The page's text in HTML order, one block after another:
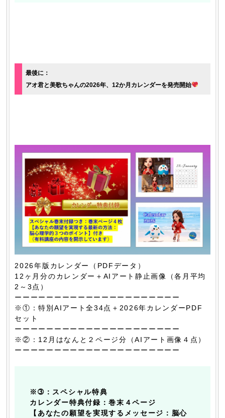
最後に：
アオ君と美歌ちゃんの2026年、12か月カレンダーを発売開始
2026年版カレンダー（PDFデータ）
12ヶ月分のカレンダー＋AIアート静止画像（各月平均
2～3点）
ーーーーーーーーーーーーーーーーーーーーー
※①：特別AIアート全34点＋2026年カレンダーPDF
セット
ーーーーーーーーーーーーーーーーーーーーー
※②：12月はなんと２ページ分（AIアート画像４点）
ーーーーーーーーーーーーーーーーーーーーー
※➂：スペシャル特典
カレンダー特典付録：巻末４ページ
【あなたの願望を実現するメッセージ：脳心